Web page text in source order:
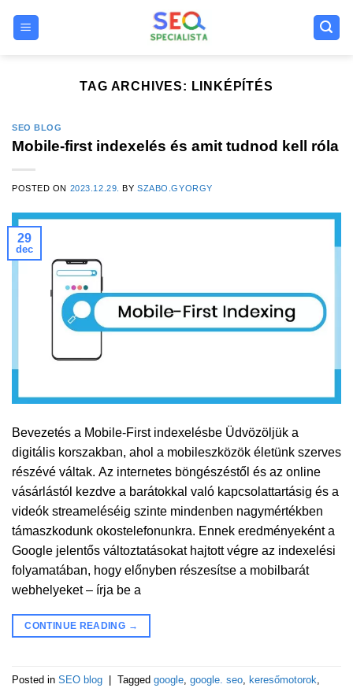
TAG ARCHIVES: LINKÉPÍTÉS
SEO BLOG
Mobile-first indexelés és amit tudnod kell róla
POSTED ON 2023.12.29. BYSZABO.GYORGY
29
dec
Bevezetés a Mobile-First indexelésbe Üdvözöljük a
digitális korszakban, ahol a mobileszközök életünk szerves
részévé váltak. Az internetes böngészéstől és az online
vásárlástól kezdve a barátokkal való kapcsolattartásig és a
videók streameléséig szinte mindenben nagymértékben
támaszkodunk okostelefonunkra. Ennek eredményeként a
Google jelentős változtatásokat hajtott végre az indexelési
folyamatában, hogy előnyben részesítse a mobilbarát
webhelyeket – írja be a
CONTINUE READING →
Posted in SEO blog | Tagged google google. seo keresőmotorok